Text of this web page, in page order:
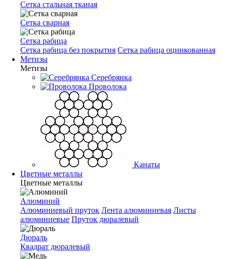
Сетка стальная тканая
Сетка сварная
Сетка рабица
Сетка рабица без покрытия Сетка рабица оцинкованная
Метизы
Метизы
Серебрянка
Проволока
Канаты
Цветные металлы
Цветные металлы
Алюминий
Алюминиевый пруток Лента алюминиевая Листы
алюминиевые Пруток дюралевый
Дюраль
Квадрат дюралевый